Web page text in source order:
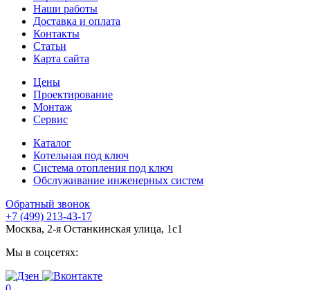
Наши работы
Доставка и оплата
Контакты
Статьи
Карта сайта
Цены
Проектирование
Монтаж
Сервис
Каталог
Котельная под ключ
Система отопления под ключ
Обслуживание инженерных систем
Обратный звонок
+7 (499) 213-43-17
Москва, 2-я Останкинская улица, 1с1
Мы в соцсетях: